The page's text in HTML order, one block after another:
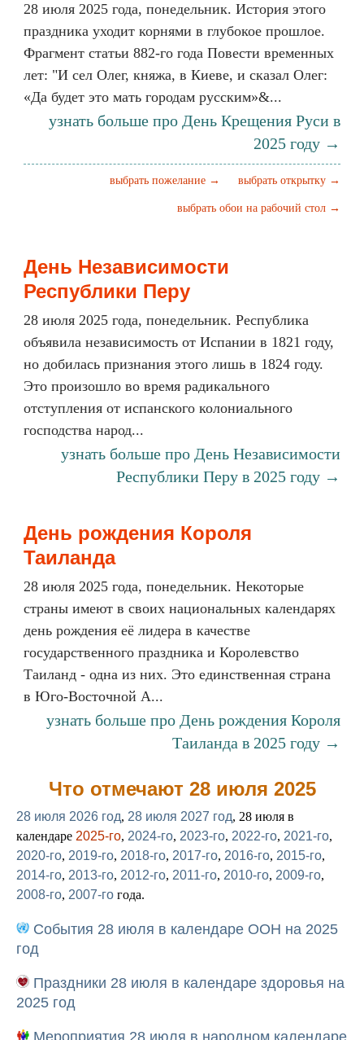
28 июля 2025 года, понедельник. История этого
праздника уходит корнями в глубокое прошлое.
Фрагмент статьи 882-го года Повести временных
лет: "И сел Олег, княжа, в Киеве, и сказал Олег:
«Да будет это мать городам русским»&...
узнать больше про День Крещения Руси в
2025 году →
выбрать открытку →
выбрать пожелание →
выбрать обои на рабочий стол →
День Независимости
Республики Перу
28 июля 2025 года, понедельник. Республика
объявила независимость от Испании в 1821 году,
но добилась признания этого лишь в 1824 году.
Это произошло во время радикального
отступления от испанского колониального
господства народ...
узнать больше про День Независимости
Республики Перу в 2025 году →
День рождения Короля
Таиланда
28 июля 2025 года, понедельник. Некоторые
страны имеют в своих национальных календарях
день рождения её лидера в качестве
государственного праздника и Королевство
Таиланд - одна из них. Это единственная страна
в Юго-Восточной А...
узнать больше про День рождения Короля
Таиланда в 2025 году →
Что отмечают 28 июля 2025
28 июля 2026 год, 28 июля 2027 год, 28 июля в
календаре 2025-го, 2024-го, 2023-го, 2022-го, 2021-го,
2020-го, 2019-го, 2018-го, 2017-го, 2016-го, 2015-го,
2014-го, 2013-го, 2012-го, 2011-го, 2010-го, 2009-го,
2008-го, 2007-го года.
События 28 июля в календаре ООН на 2025
год
Праздники 28 июля в календаре здоровья на
2025 год
Мероприятия 28 июля в народном календаре